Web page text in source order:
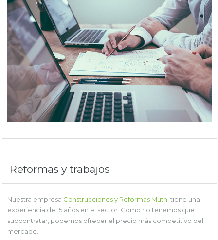
Reformas y trabajos
Nuestra empresa Construcciones y Reformas Muthitiene una
experiencia de 15 años en el sector. Como no tenemos que
subcontratar, podemos ofrecer el precio más competitivo del
mercado.